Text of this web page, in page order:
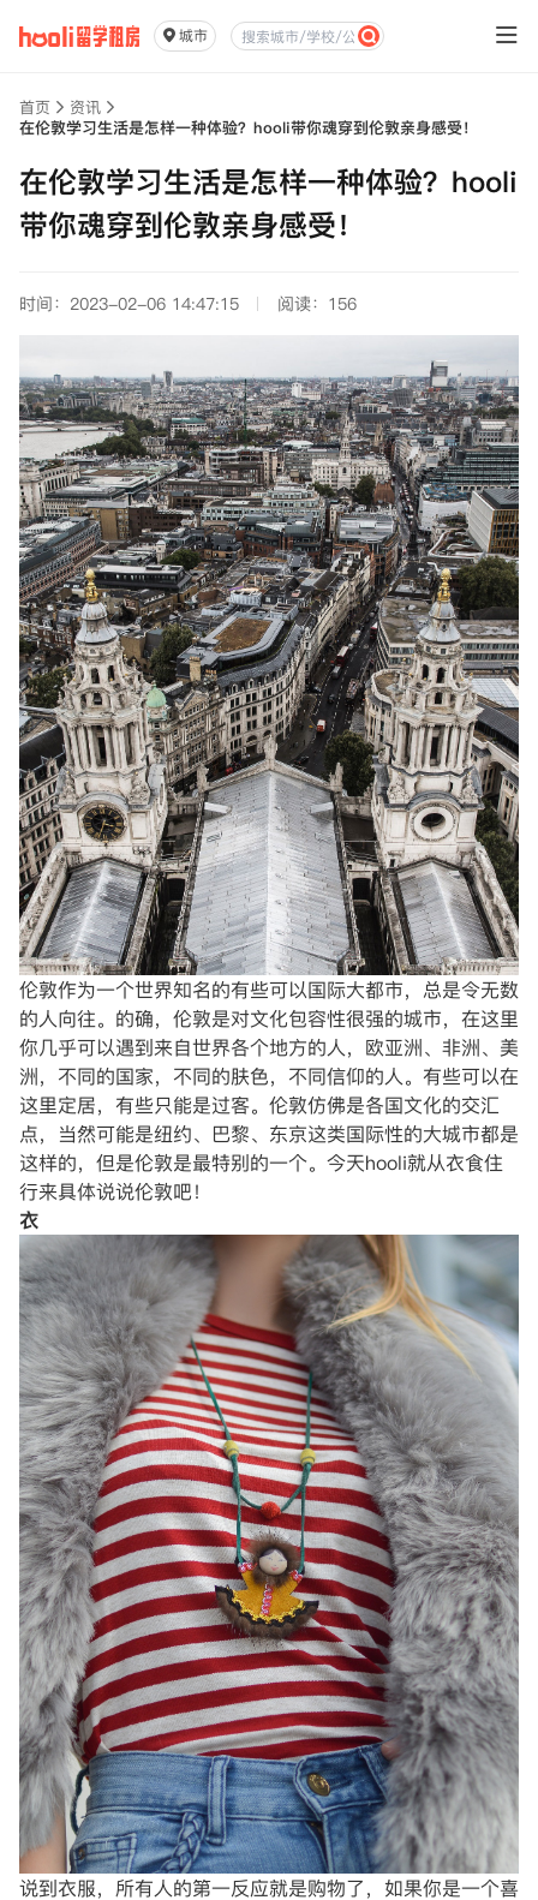
城市
首页
资讯
在伦敦学习生活是怎样一种体验？hooli带你魂穿到伦敦亲身感受！
在伦敦学习生活是怎样一种体验？hooli
带你魂穿到伦敦亲身感受！
时间：2023-02-06 14:47:15 阅读：156
伦敦作为一个世界知名的有些可以国际大都市，总是令无数
的人向往。的确，伦敦是对文化包容性很强的城市，在这里
你几乎可以遇到来自世界各个地方的人，欧亚洲、非洲、美
洲，不同的国家，不同的肤色，不同信仰的人。有些可以在
这里定居，有些只能是过客。伦敦仿佛是各国文化的交汇
点，当然可能是纽约、巴黎、东京这类国际性的大城市都是
这样的，但是伦敦是最特别的一个。今天hooli就从衣食住
行来具体说说伦敦吧！
衣
说到衣服，所有人的第一反应就是购物了，如果你是一个喜